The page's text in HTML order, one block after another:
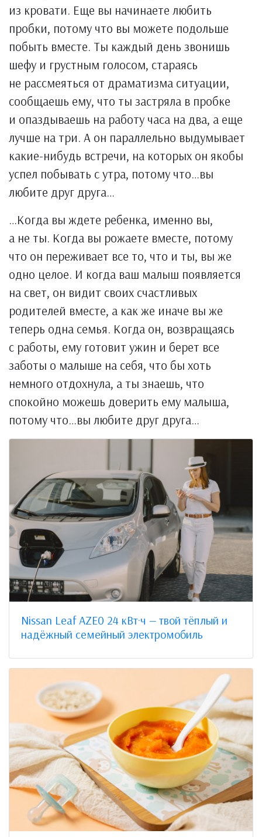
из кровати. Еще вы начинаете любить
пробки, потому что вы можете подольше
побыть вместе. Ты каждый день звонишь
шефу и грустным голосом, стараясь
не рассмеяться от драматизма ситуации,
сообщаешь ему, что ты застряла в пробке
и опаздываешь на работу часа на два, а еще
лучше на три. А он параллельно выдумывает
какие-нибудь встречи, на которых он якобы
успел побывать с утра, потому что…вы
любите друг друга…
…Когда вы ждете ребенка, именно вы,
а не ты. Когда вы рожаете вместе, потому
что он переживает все то, что и ты, вы же
одно целое. И когда ваш малыш появляется
на свет, он видит своих счастливых
родителей вместе, а как же иначе вы же
теперь одна семья. Когда он, возвращаясь
с работы, ему готовит ужин и берет все
заботы о малыше на себя, что бы хоть
немного отдохнула, а ты знаешь, что
спокойно можешь доверить ему малыша,
потому что…вы любите друг друга…
Nissan Leaf AZE0 24 кВт·ч — твой тёплый и
надёжный семейный электромобиль